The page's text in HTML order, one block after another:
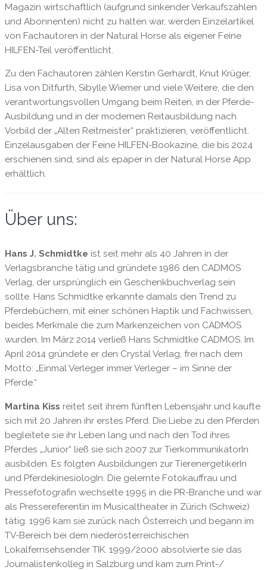
Magazin wirtschaftlich (aufgrund sinkender Verkaufszahlen
und Abonnenten) nicht zu halten war, werden Einzelartikel
von Fachautoren in der Natural Horse als eigener Feine
HILFEN-Teil veröffentlicht.
Zu den Fachautoren zählen Kerstin Gerhardt, Knut Krüger,
Lisa von Ditfurth, Sibylle Wiemer und viele Weitere, die den
verantwortungsvollen Umgang beim Reiten, in der Pferde-
Ausbildung und in der modernen Reitausbildung nach
Vorbild der „Alten Reitmeister“ praktizieren, veröffentlicht.
Einzelausgaben der Feine HILFEN-Bookazine, die bis 2024
erschienen sind, sind als epaper in der Natural Horse App
erhältlich.
Über uns:
Hans J. Schmidtke ist seit mehr als 40 Jahren in der
Verlagsbranche tätig und gründete 1986 den CADMOS
Verlag, der ursprünglich ein Geschenkbuchverlag sein
sollte. Hans Schmidtke erkannte damals den Trend zu
Pferdebüchern, mit einer schönen Haptik und Fachwissen,
beides Merkmale die zum Markenzeichen von CADMOS
wurden. Im März 2014 verließ Hans Schmidtke CADMOS. Im
April 2014 gründete er den Crystal Verlag, frei nach dem
Motto: „Einmal Verleger immer Verleger – im Sinne der
Pferde.“
Martina Kiss reitet seit ihrem fünften Lebensjahr und kaufte
sich mit 20 Jahren ihr erstes Pferd. Die Liebe zu den Pferden
begleitete sie ihr Leben lang und nach den Tod ihres
Pferdes „Junior“ ließ sie sich 2007 zur TierkommunikatorIn
ausbilden. Es folgten Ausbildungen zur TierenergetikerIn
und PferdekinesiologIn. Die gelernte Fotokauffrau und
Pressefotografin wechselte 1995 in die PR-Branche und war
als Pressereferentin im Musicaltheater in Zürich (Schweiz)
tätig. 1996 kam sie zurück nach Österreich und begann im
TV-Bereich bei dem niederösterreichischen
Lokalfernsehsender TIK. 1999/2000 absolvierte sie das
Journalistenkolleg in Salzburg und kam zum Print-/